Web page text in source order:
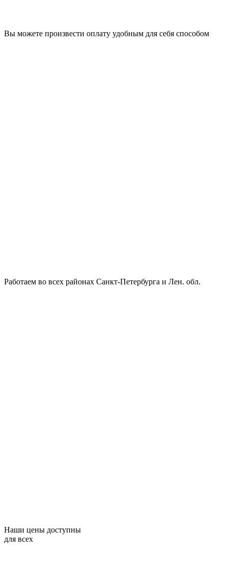
Вы можете произвести оплату удобным для себя способом
Работаем во всех районах Санкт-Петербурга и Лен. обл.
Наши цены доступны
для всех